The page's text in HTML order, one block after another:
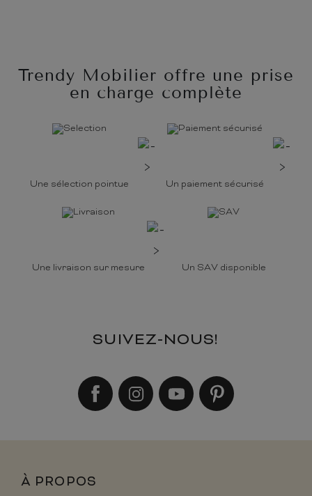
Trendy Mobilier offre une prise
en charge complète
Une sélection pointue Un paiement sécurisé
Une livraison sur mesure Un SAV disponible
SUIVEZ-NOUS!
À PROPOS